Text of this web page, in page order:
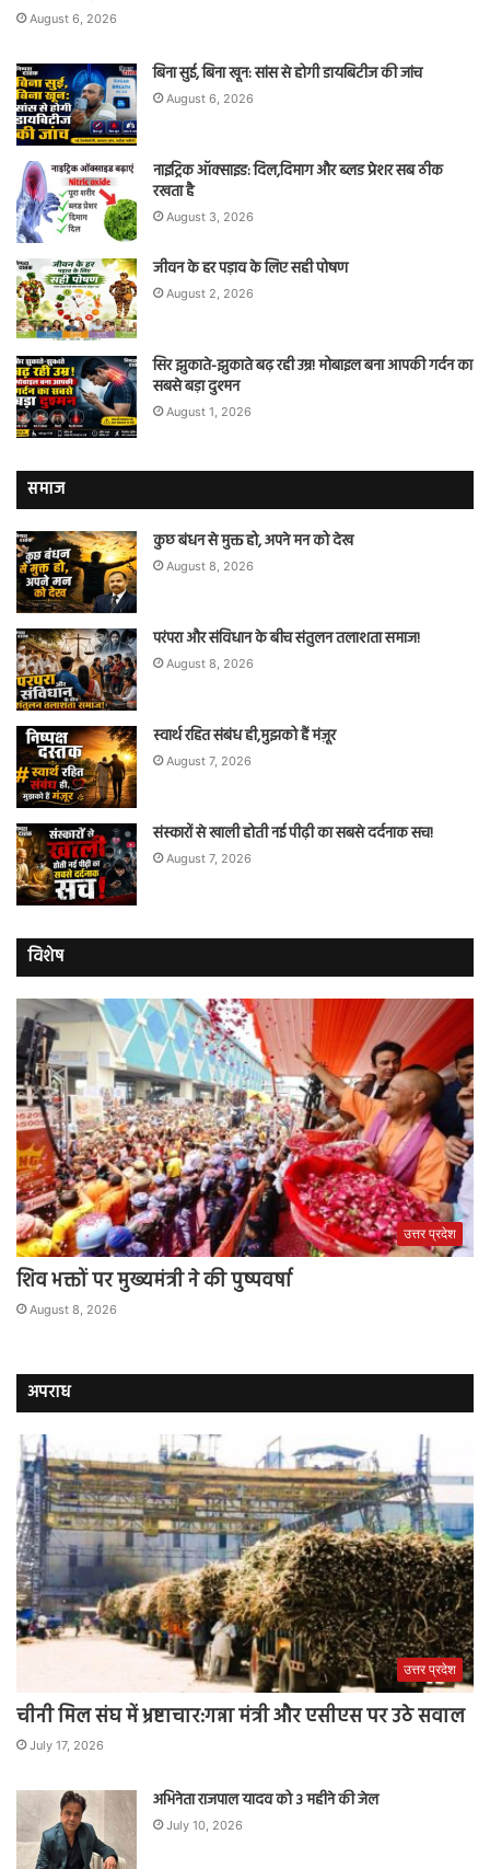
August 6, 2026
बिना सुई, बिना खून: सांस से होगी डायबिटीज की जांच
August 6, 2026
नाइट्रिक ऑक्साइड: दिल,दिमाग और ब्लड प्रेशर सब ठीक
रखता है
August 3, 2026
जीवन के हर पड़ाव के लिए सही पोषण
August 2, 2026
सिर झुकाते-झुकाते बढ़ रही उम्र! मोबाइल बना आपकी गर्दन का
सबसे बड़ा दुश्मन
August 1, 2026
समाज
कुछ बंधन से मुक्त हो, अपने मन को देख
August 8, 2026
परंपरा और संविधान के बीच संतुलन तलाशता समाज!
August 8, 2026
स्वार्थ रहित संबंध ही,मुझको हैं मंज़ूर
August 7, 2026
संस्कारों से खाली होती नई पीढ़ी का सबसे दर्दनाक सच!
August 7, 2026
विशेष
उत्तर प्रदेश
शिव भक्तों पर मुख्यमंत्री ने की पुष्पवर्षा
August 8, 2026
अपराध
उत्तर प्रदेश
चीनी मिल संघ में भ्रष्टाचार:गन्ना मंत्री और एसीएस पर उठे सवाल
July 17, 2026
अभिनेता राजपाल यादव को 3 महीने की जेल
July 10, 2026